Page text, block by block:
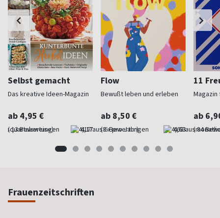
Selbst gemacht
Das kreative Ideen-Magazin
ab 4,95 €
(quartalsweise) 4,17
Flow
Bewußt leben und erleben
ab 8,50 €
(8 x pro Jahr) 4,63
11
Magazin
ab
Frauenzeitschriften